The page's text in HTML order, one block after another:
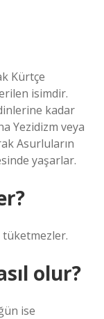
Kürtçe
isimdir.
kadar
Yezidizm veya
Asurluların
yaşarlar.
olur?
ise